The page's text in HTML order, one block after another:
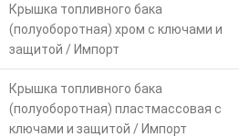
Крышка топливного бака
(полуоборотная) хром с ключами и
защитой / Импорт
Крышка топливного бака
(полуоборотная) пластмассовая с
ключами и защитой / Импорт